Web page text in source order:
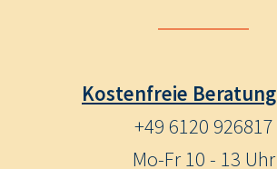
Kostenfreie Beratung
+49 6120 926817
Mo-Fr 10 - 13 Uhr